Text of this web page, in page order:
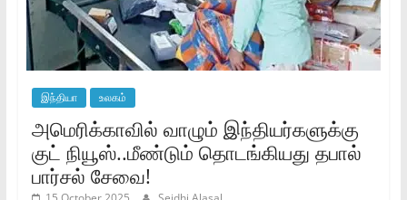
இந்தியா உலகம்
அமெரிக்காவில் வாழும் இந்தியர்களுக்கு
குட் நியூஸ்..மீண்டும் தொடங்கியது தபால்
பார்சல் சேவை!